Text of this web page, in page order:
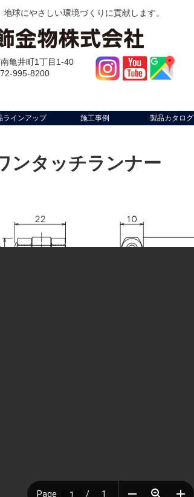
球にやさしい環境づくりに貢献します。
亀井町1丁目1-40
995-8200
ラインアップ 施工事例 製品カタログ
ンタッチランナー